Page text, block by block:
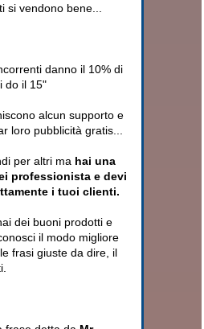
si vendono bene...
danno il 10% di
do il 15"
alcun supporto e
loro pubblicità gratis...
per altri ma hai una
professionista e devi
i tuoi clienti.
dei buoni prodotti e
il modo migliore
frasi giuste da dire, il